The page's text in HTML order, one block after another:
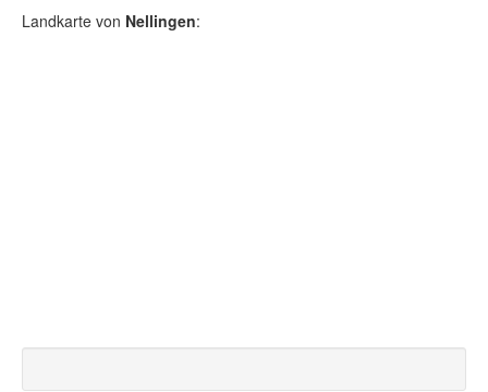
Landkarte von Nellingen: